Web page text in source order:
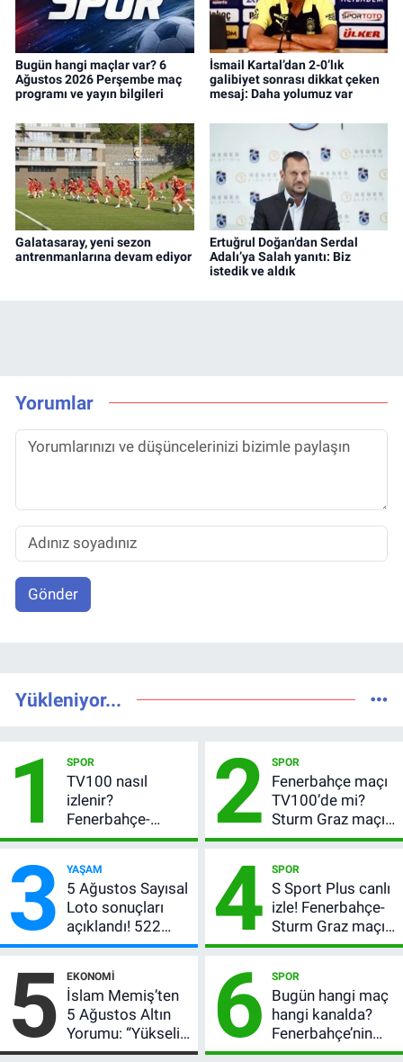
Bugün hangi maçlar var? 6
Ağustos 2026 Perşembe maç
programı ve yayın bilgileri
İsmail Kartal’dan 2-0’lık
galibiyet sonrası dikkat çeken
mesaj: Daha yolumuz var
Galatasaray, yeni sezon
antrenmanlarına devam ediyor
Ertuğrul Doğan’dan Serdal
Adalı’ya Salah yanıtı: Biz
istedik ve aldık
Yorumlar
Gönder
Yükleniyor...
1 SPOR
TV100 nasıl
izlenir?
Fenerbahçe-
Sturm Graz maçı
bilgileri
2 SPOR
Fenerbahçe maçı
TV100’de mi?
Sturm Graz maçı
hangi kanalda,
3 YAŞAM
5 Ağustos Sayısal
Loto sonuçları
açıklandı! 522
milyon TL devretti
4 SPOR
S Sport Plus canlı
izle! Fenerbahçe-
Sturm Graz maçı
nasıl izlenir?
5 EKONOMI
İslam Memiş’ten
5 Ağustos Altın
Yorumu: “Yükseliş
Beklentim Devam
6 SPOR
Bugün hangi maç
hangi kanalda?
Fenerbahçe’nin
Avrupa sınavı